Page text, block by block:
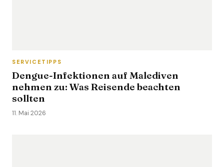
SERVICETIPPS
Dengue-Infektionen auf Malediven
nehmen zu: Was Reisende beachten
sollten
11. Mai 2026